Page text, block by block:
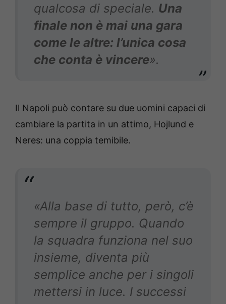
qualcosa di speciale. Una
finale non è mai una gara
come le altre: l’unica cosa
che conta è vincere».
Il Napoli può contare su due uomini capaci di
cambiare la partita in un attimo, Hojlund e
Neres: una coppia temibile.
«Alla base di tutto, però, c’è
sempre il gruppo. Quando
la squadra funziona nel suo
insieme, diventa più
semplice anche per i singoli
mettersi in luce. I successi